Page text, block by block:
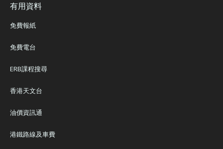
有用資料
免費報紙
免費電台
ERB課程搜尋
香港天文台
油價資訊通
港鐵路線及車費